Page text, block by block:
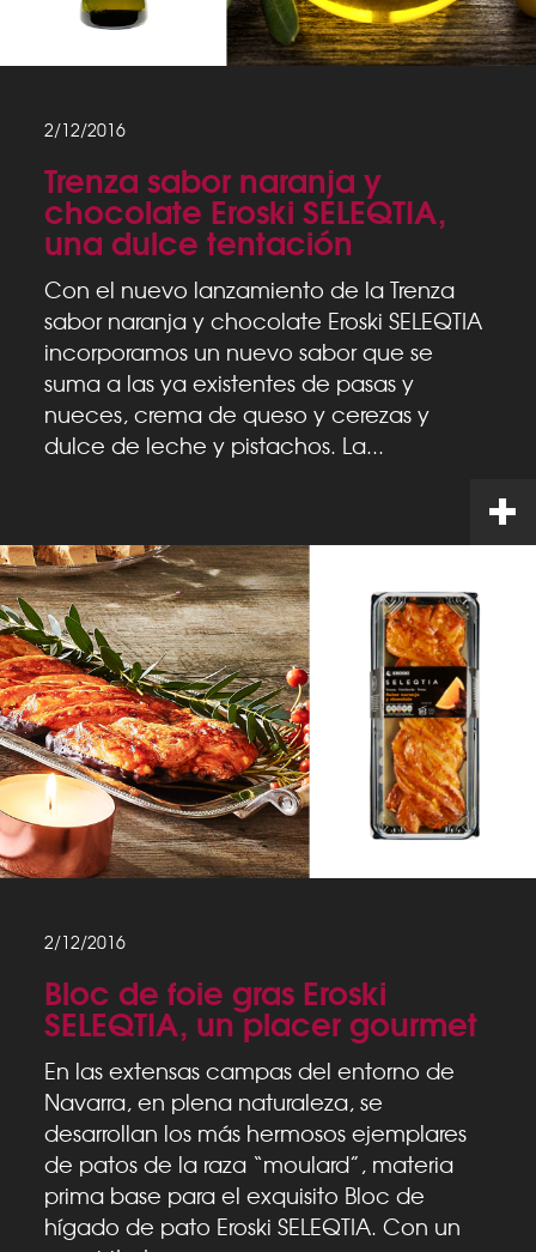
2/12/2016
Trenza sabor naranja y
chocolate Eroski SELEQTIA,
una dulce tentación
Con el nuevo lanzamiento de la Trenza
sabor naranja y chocolate Eroski SELEQTIA
incorporamos un nuevo sabor que se
suma a las ya existentes de pasas y
nueces, crema de queso y cerezas y
dulce de leche y pistachos. La...
2/12/2016
Bloc de foie gras Eroski
SELEQTIA, un placer gourmet
En las extensas campas del entorno de
Navarra, en plena naturaleza, se
desarrollan los más hermosos ejemplares
de patos de la raza “moulard”, materia
prima base para el exquisito Bloc de
hígado de pato Eroski SELEQTIA. Con un